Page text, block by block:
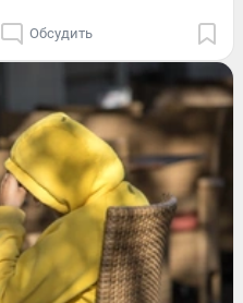
Обсудить